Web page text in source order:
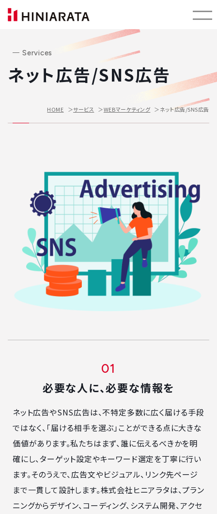
Services
ネット広告/SNS広告
HOME サービス WEBマーケティング ネット広告/SNS広告
必要な人に、必要な情報を
ネット広告やSNS広告は、不特定多数に広く届ける手段
ではなく、「届ける相手を選ぶ」ことができる点に大きな
価値があります。私たちはまず、誰に伝えるべきかを明
確にし、ターゲット設定やキーワード選定を丁寧に行い
ます。そのうえで、広告文やビジュアル、リンク先ページ
まで一貫して設計します。株式会社ヒニアラタは、プラン
ニングからデザイン、コーディング、システム開発、アクセ